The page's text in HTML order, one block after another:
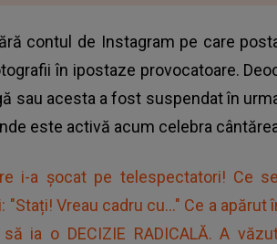
contul de Instagram pe care
în ipostaze provocatoare.
sau acesta a fost suspendat în
este activă acum celebra
i-a șocat pe telespectatori! Ce
"Stați! Vreau cadru cu..." Ce a
ia o DECIZIE RADICALĂ. A